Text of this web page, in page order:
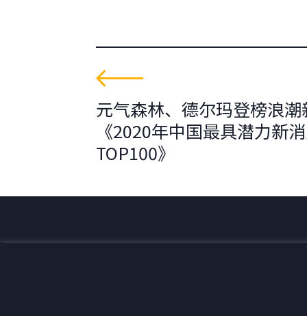
元气森林、德尔玛登榜浪潮
《2020年中国最具潜力新
TOP100》